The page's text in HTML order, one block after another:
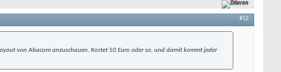
Zitieren
#12
von Abacom anzuschauen. Kostet 50 Euro oder so, und damit kommt jeder